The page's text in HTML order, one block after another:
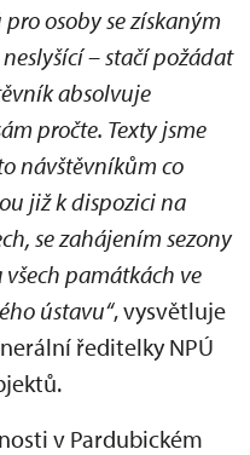
osoby se získaným
– stačí požádat
absolvuje
pročte. Texty jsme
návštěvníkům co
již k dispozici na
se zahájením sezony
památkách ve
ústavu“, vysvětluje
ředitelky NPÚ
v Pardubickém